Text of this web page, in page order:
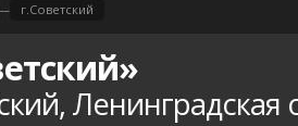
Ленинградская
г.Советский